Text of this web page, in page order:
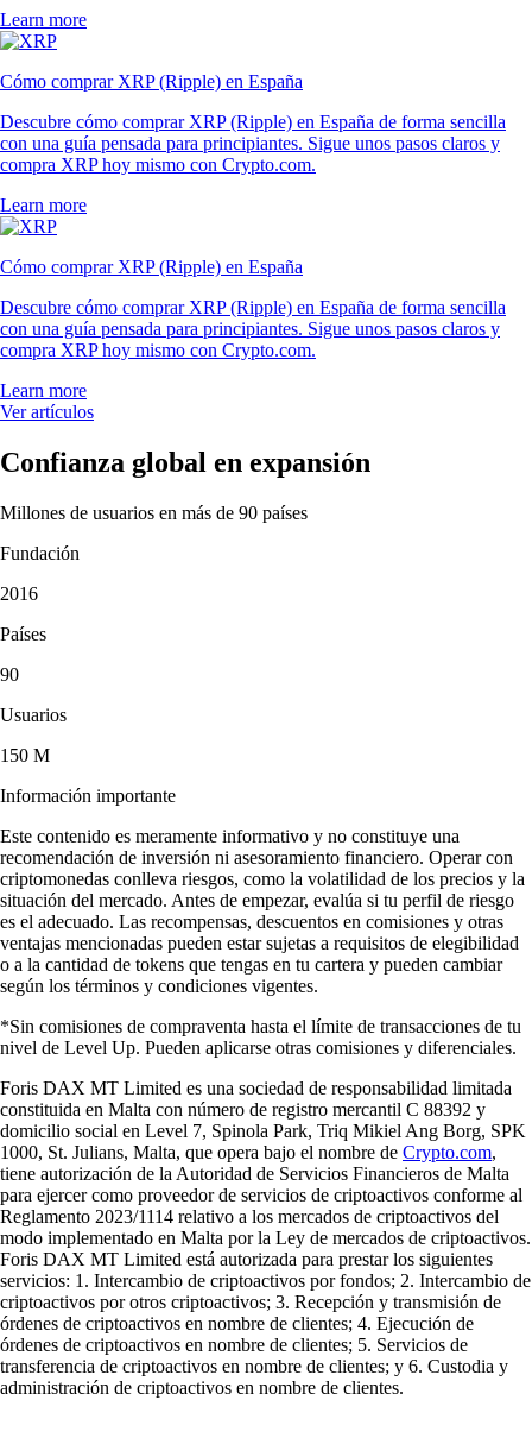
Learn more
Cómo comprar XRP (Ripple) en España
Descubre cómo comprar XRP (Ripple) en España de forma sencilla
con una guía pensada para principiantes. Sigue unos pasos claros y
compra XRP hoy mismo con Crypto.com.
Learn more
Cómo comprar XRP (Ripple) en España
Descubre cómo comprar XRP (Ripple) en España de forma sencilla
con una guía pensada para principiantes. Sigue unos pasos claros y
compra XRP hoy mismo con Crypto.com.
Learn more
Ver artículos
Confianza global en expansión
Millones de usuarios en más de 90 países
Fundación
2016
Países
90
Usuarios
150 M
Información importante
Este contenido es meramente informativo y no constituye una
recomendación de inversión ni asesoramiento financiero. Operar con
criptomonedas conlleva riesgos, como la volatilidad de los precios y la
situación del mercado. Antes de empezar, evalúa si tu perfil de riesgo
es el adecuado. Las recompensas, descuentos en comisiones y otras
ventajas mencionadas pueden estar sujetas a requisitos de elegibilidad
o a la cantidad de tokens que tengas en tu cartera y pueden cambiar
según los términos y condiciones vigentes.
*Sin comisiones de compraventa hasta el límite de transacciones de tu
nivel de Level Up. Pueden aplicarse otras comisiones y diferenciales.
Foris DAX MT Limited es una sociedad de responsabilidad limitada
constituida en Malta con número de registro mercantil C 88392 y
domicilio social en Level 7, Spinola Park, Triq Mikiel Ang Borg, SPK
1000, St. Julians, Malta, que opera bajo el nombre de Crypto.com,
tiene autorización de la Autoridad de Servicios Financieros de Malta
para ejercer como proveedor de servicios de criptoactivos conforme al
Reglamento 2023/1114 relativo a los mercados de criptoactivos del
modo implementado en Malta por la Ley de mercados de criptoactivos.
Foris DAX MT Limited está autorizada para prestar los siguientes
servicios: 1. Intercambio de criptoactivos por fondos; 2. Intercambio de
criptoactivos por otros criptoactivos; 3. Recepción y transmisión de
órdenes de criptoactivos en nombre de clientes; 4. Ejecución de
órdenes de criptoactivos en nombre de clientes; 5. Servicios de
transferencia de criptoactivos en nombre de clientes; y 6. Custodia y
administración de criptoactivos en nombre de clientes.